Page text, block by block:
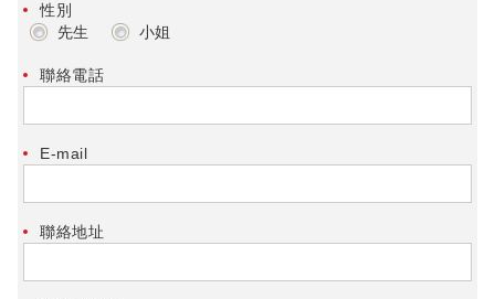
性別
先生
小姐
聯絡電話
E-mail
聯絡地址